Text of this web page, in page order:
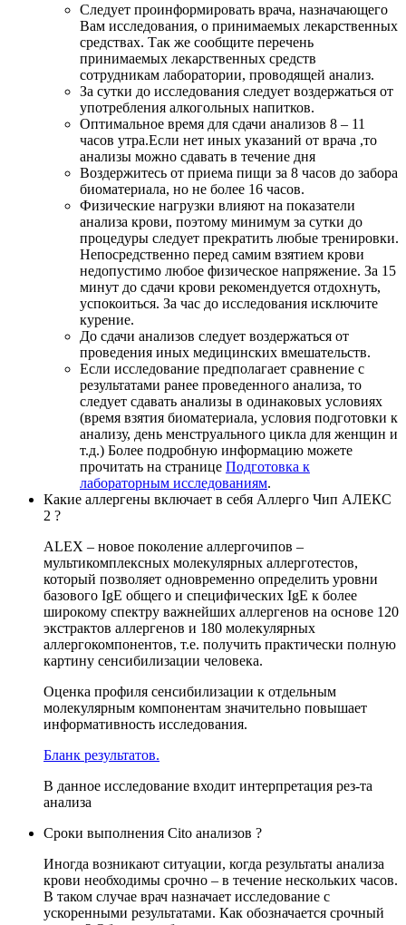
Следует проинформировать врача, назначающего
Вам исследования, о принимаемых лекарственных
средствах. Так же сообщите перечень
принимаемых лекарственных средств
сотрудникам лаборатории, проводящей анализ.
За сутки до исследования следует воздержаться от
употребления алкогольных напитков.
Оптимальное время для сдачи анализов 8 – 11
часов утра.Если нет иных указаний от врача ,то
анализы можно сдавать в течение дня
Воздержитесь от приема пищи за 8 часов до забора
биоматериала, но не более 16 часов.
Физические нагрузки влияют на показатели
анализа крови, поэтому минимум за сутки до
процедуры следует прекратить любые тренировки.
Непосредственно перед самим взятием крови
недопустимо любое физическое напряжение. За 15
минут до сдачи крови рекомендуется отдохнуть,
успокоиться. За час до исследования исключите
курение.
До сдачи анализов следует воздержаться от
проведения иных медицинских вмешательств.
Если исследование предполагает сравнение с
результатами ранее проведенного анализа, то
следует сдавать анализы в одинаковых условиях
(время взятия биоматериала, условия подготовки к
анализу, день менструального цикла для женщин и
т.д.) Более подробную информацию можете
прочитать на странице Подготовка к
лабораторным исследованиям.
Какие аллергены включает в себя Аллерго Чип АЛЕКС
2 ?
ALEX – новое поколение аллергочипов –
мультикомплексных молекулярных аллерготестов,
который позволяет одновременно определить уровни
базового IgE общего и специфических IgE к более
широкому спектру важнейших аллергенов на основе 120
экстрактов аллергенов и 180 молекулярных
аллергокомпонентов, т.е. получить практически полную
картину сенсибилизации человека.
Оценка профиля сенсибилизации к отдельным
молекулярным компонентам значительно повышает
информативность исследования.
Бланк результатов.
В данное исследование входит интерпретация рез-та
анализа
Сроки выполнения Cito анализов ?
Иногда возникают ситуации, когда результаты анализа
крови необходимы срочно – в течение нескольких часов.
В таком случае врач назначает исследование с
ускоренными результатами. Как обозначается срочный